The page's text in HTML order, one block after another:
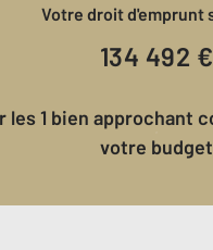
Votre droit d'emprunt
134 492 €
votre budget